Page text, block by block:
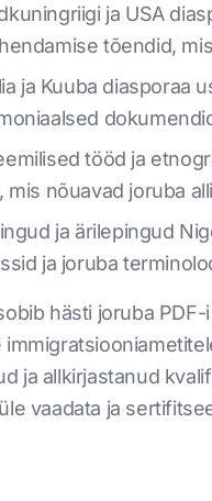
ja USA
tõendid,
ja Kuuba diasporaa
tööd ja
mis nõuavad joruba
ja ärilepingud
ja joruba
hästi joruba
ja allkirjastanud
vaadata ja